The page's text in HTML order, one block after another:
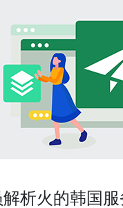
析火的韩国